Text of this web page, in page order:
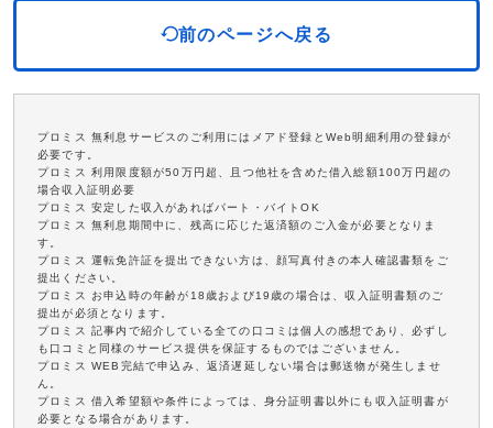
前のページへ戻る
プロミス 無利息サービスのご利用にはメアド登録とWeb明細利用の登録が
必要です。
プロミス 利用限度額が50万円超、且つ他社を含めた借入総額100万円超の
場合収入証明必要
プロミス 安定した収入があればパート・バイトOK
プロミス 無利息期間中に、残高に応じた返済額のご入金が必要となりま
す。
プロミス 運転免許証を提出できない方は、顔写真付きの本人確認書類をご
提出ください。
プロミス お申込時の年齢が18歳および19歳の場合は、収入証明書類のご
提出が必須となります。
プロミス 記事内で紹介している全ての口コミは個人の感想であり、必ずし
も口コミと同様のサービス提供を保証するものではございません。
プロミス WEB完結で申込み、返済遅延しない場合は郵送物が発生しませ
ん。
プロミス 借入希望額や条件によっては、身分証明書以外にも収入証明書が
必要となる場合があります。